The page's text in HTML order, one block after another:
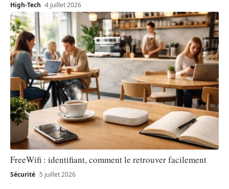
High-Tech 4 juillet 2026
FreeWifi : identifiant, comment le retrouver facilement
Sécurité 5 juillet 2026